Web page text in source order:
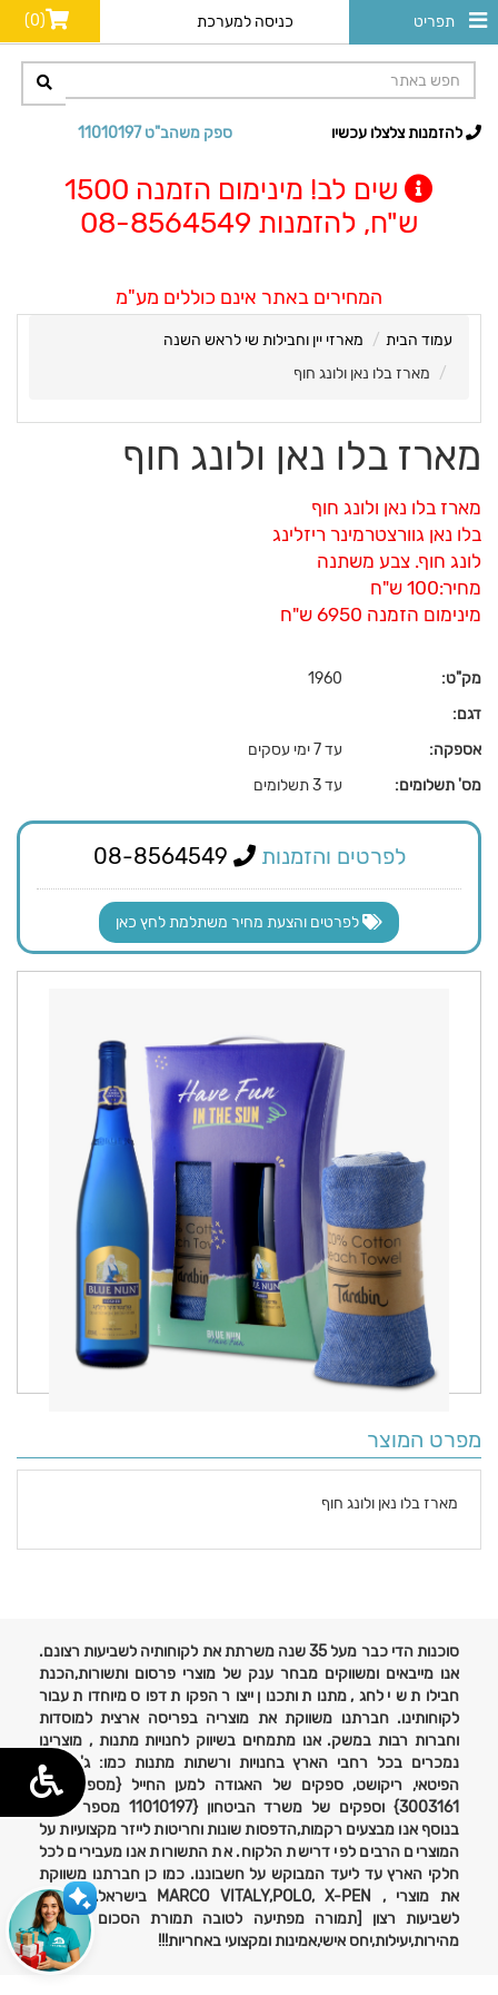
תפריט כניסה למערכת (0)
ספק משהב"ט 11010197 להזמנות צלצלו עכשיו
שים לב! מינימום הזמנה 1500
ש"ח, להזמנות 08-8564549
המחירים באתר אינם כוללים מע"מ
עמוד הבית
מארזי יין וחבילות שי לראש השנה
מארז בלו נאן ולונג חוף
מארז בלו נאן ולונג חוף
מארז בלו נאן ולונג חוף
בלו נאן גוורצטרמינר ריזלינג
לונג חוף. צבע משתנה
מחיר:100 ש"ח
מינימום הזמנה 6950 ש"ח
מק"ט:
1960
דגם:
אספקה:
עד 7 ימי עסקים
מס' תשלומים:
עד 3 תשלומים
לפרטים והזמנות
לפרטים והצעת מחיר משתלמת לחץ כאן
מפרט המוצר
מארז בלו נאן ולונג חוף
סוכנות הדי כבר מעל 35 שנה משרתת את לקוחותיה לשביעות רצונם.
אנו מייבאים ומשווקים מבחר ענק של מוצרי פרסום ותשורות,הכנת
חבילות שי לחג, מתנות ותכנון ייצור הפקות דפוס מיוחדות עבור
לקוחותינו. חברתנו משווקת את מוצריה בפריסה ארצית למוסדות
וחברות רבות במשק. אנו מתמחים בשיווק לחנויות מתנות , מוצרינו
נמכרים בכל רחבי הארץ בחנויות ורשתות מתנות כמו: ג'נטלמן,
הפיטאי, ריקושט, ספקים של האגודה למען החייל {מספר ספק
3003161} וספקים של משרד הביטחון {11010197 מספר ספק}
בנוסף אנו מבצעים רקמות,הדפסות שונות וחריטות לייזר מקצועיות על
המוצרים הרבים לפי דרישת הלקוח. את התשורות אנו מעבירים לכל
חלקי הארץ עד ליעד המבוקש על חשבוננו. כמו כן חברתנו משווקת
את מוצרי , MARCO VITALY,POLO, X-PEN בישראל. אחריות
לשביעות רצון [תמורה מפתיעה לטובה תמורת הסכום ששולם}
מהירות,יעילות,יחס אישי,אמינות ומקצועי באחריות!!!